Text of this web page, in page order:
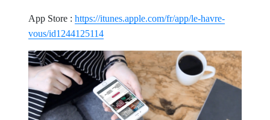
App Store :https://itunes.apple.com/fr/app/le-havre-
vous/id1244125114